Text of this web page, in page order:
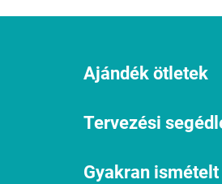
Ajándék ötletek
Tervezési
Gyakran